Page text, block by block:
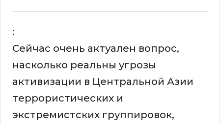
:
Сейчас очень актуален вопрос,
насколько реальны угрозы
активизации в Центральной Азии
террористических и
экстремистских группировок,